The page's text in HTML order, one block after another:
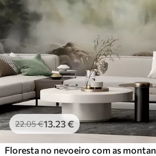
22.05€13 .23€